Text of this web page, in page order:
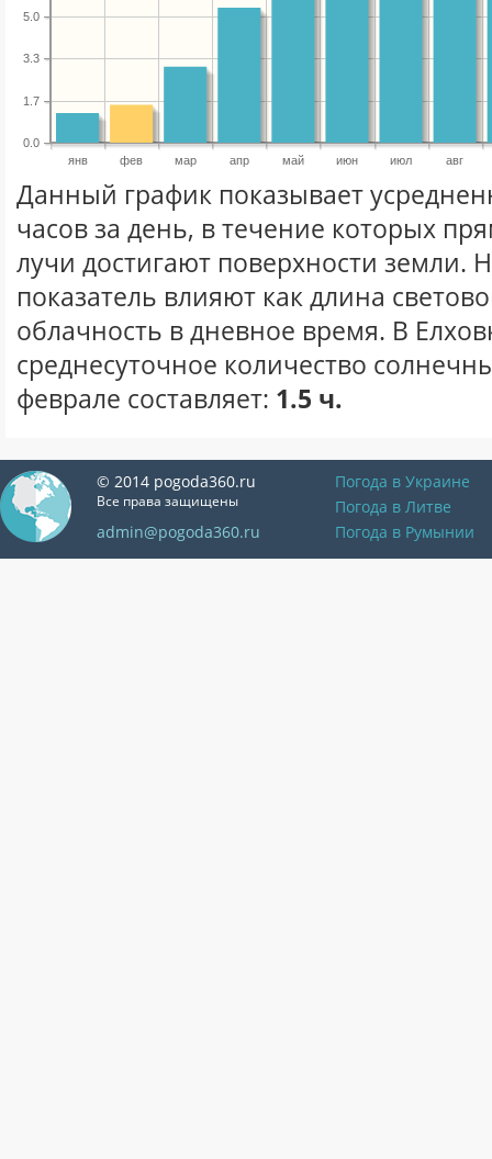
янв фев мар апр май июн июл авг
0.0
1.7
3.3
5.0
Данный график показывает
часов за день, в течение которых
лучи достигают поверхности земли.
показатель влияют как длина
облачность в дневное время. В
среднесуточное количество
феврале составляет: 1.5 ч.
© 2014 pogoda360.ru
Все права защищены
admin@pogoda360.ru
Погода в Украине
Погода в Литве
Погода в Румынии